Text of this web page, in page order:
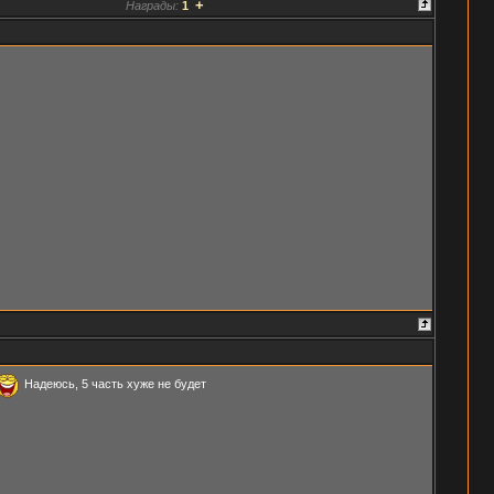
Награды: 1 +
Надеюсь, 5 часть хуже не будет